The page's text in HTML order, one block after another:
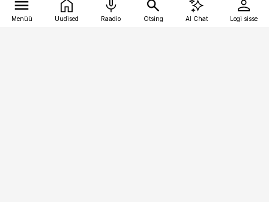
Menüü Uudised Raadio Otsing AI Chat Logi sisse